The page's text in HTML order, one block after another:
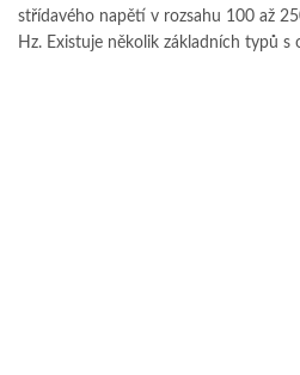
střídavého napětí v rozsahu 100 až
Hz. Existuje několik základních typů s